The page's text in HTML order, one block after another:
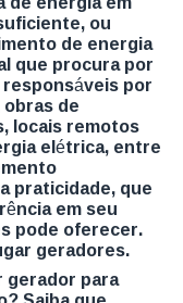
ou
de energia
que procura por
por
de
locais remotos
elétrica, entre
praticidade, que
em seu
pode oferecer.
geradores.
gerador para